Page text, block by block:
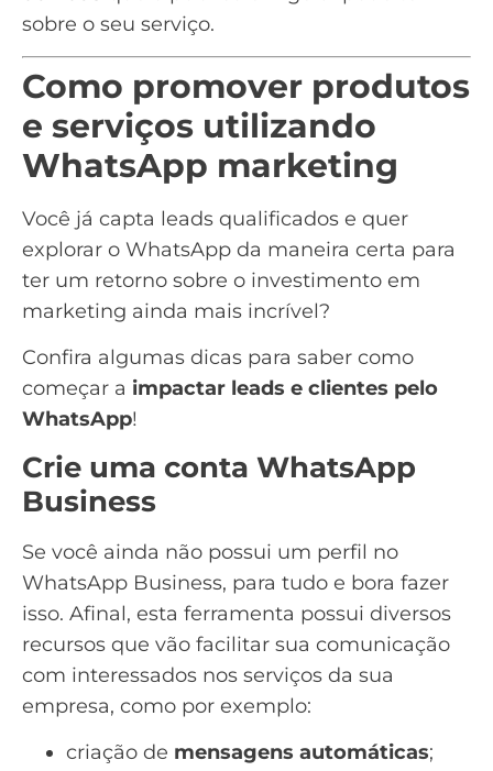
sobre o seu serviço.
Como promover produtos
e serviços utilizando
WhatsApp marketing
Você já capta leads qualificados e quer
explorar o WhatsApp da maneira certa para
ter um retorno sobre o investimento em
marketing ainda mais incrível?
Confira algumas dicas para saber como
começar a impactar leads e clientes pelo
WhatsApp!
Crie uma conta WhatsApp
Business
Se você ainda não possui um perfil no
WhatsApp Business, para tudo e bora fazer
isso. Afinal, esta ferramenta possui diversos
recursos que vão facilitar sua comunicação
com interessados nos serviços da sua
empresa, como por exemplo:
criação de mensagens automáticas;